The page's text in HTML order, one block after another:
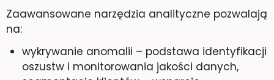
Zaawansowane narzędzia analityczne pozwalają
na:
wykrywanie anomalii – podstawa identyfikacji
oszustw i monitorowania jakości danych,